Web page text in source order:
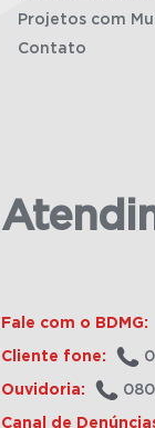
Projetos com
Contato
Fale com o BDMG:
Cliente fone:
Ouvidoria:
Canal de